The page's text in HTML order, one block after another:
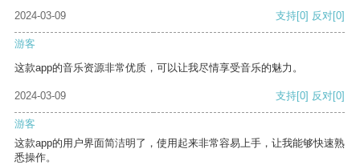
2024-03-09
支持[0] 反对[0]
游客
这款app的音乐资源非常优质，可以让我尽情享受音乐的魅力。
2024-03-09 支持[0] 反对[0]
游客
这款app的用户界面简洁明了，使用起来非常容易上手，让我能够快速熟
悉操作。